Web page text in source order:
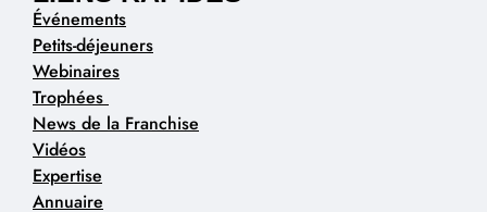
Événements
Petits-déjeuners
Webinaires
Trophées
News de la Franchise
Vidéos
Expertise
Annuaire